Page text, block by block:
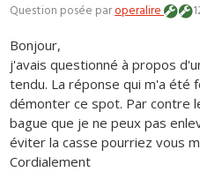
Question posée paroperalire
Bonjour,
j'avais questionné à propos
tendu. La réponse qui m'a été
démonter ce spot. Par contre
bague que je ne peux pas
éviter la casse pourriez vous
Cordialement